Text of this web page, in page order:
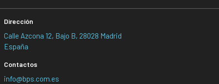
Dirección
Calle Azcona 12, Bajo B, 28028 Madrid
España
Contactos
info@bps.com.es